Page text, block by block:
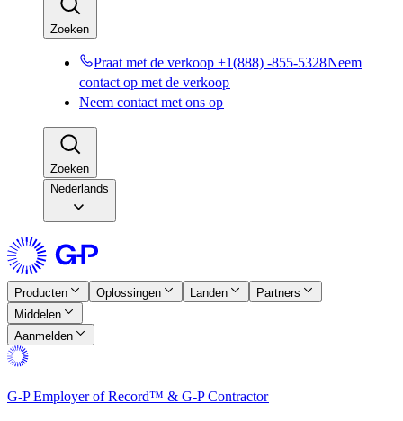
Zoeken​​
Praat met de verkoop +1(888) -855-5328​​Neem
contact op met de verkoop​​
Neem contact met ons op​​
Zoeken​​
Nederlands
Producten​​ Oplossingen​​ Landen​​
Partners​​
Middelen​​
Aanmelden​​
G-P Employer of Record™ & G-P Contractor​​